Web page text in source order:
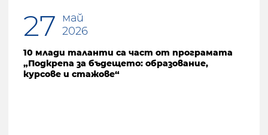
27
май
2026
10 млади таланти са част от програмата
„Подкрепа за бъдещето: образование,
курсове и стажове“